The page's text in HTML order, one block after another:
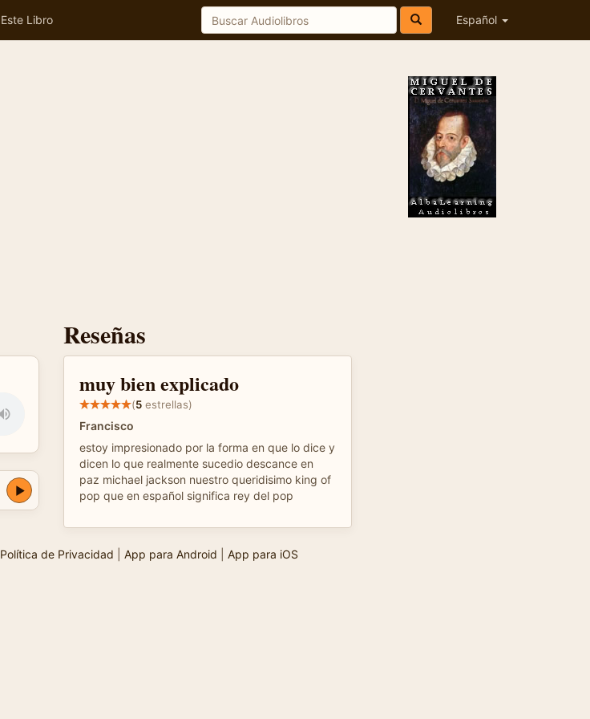
Este Libro Español
Reseñas
muy bien explicado
(5 estrellas)
Francisco
estoy impresionado por la forma en que lo dice y
dicen lo que realmente sucedio descance en
paz michael jackson nuestro queridisimo king of
pop que en español significa rey del pop
Política de Privacidad App para Android App para iOS